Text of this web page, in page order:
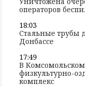
операторов
18:03
Стальные трубы
Донбассе
17:49
В
физкультурно-
комплекс